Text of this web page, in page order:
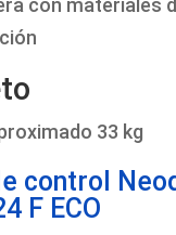
33 kg
control
F ECO